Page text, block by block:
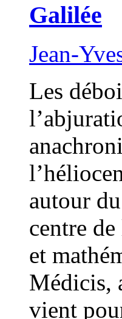
Galilée
Jean-
Les
autour
centre
et
Médicis,
vient